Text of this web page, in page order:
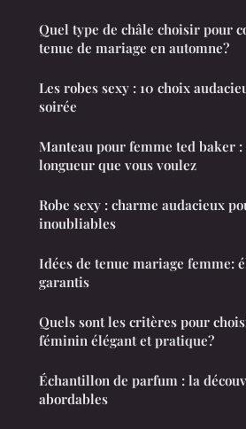
Quel type de châle choisir pour
tenue de mariage en automne?
Les robes sexy : 10 choix
soirée
Manteau pour femme ted baker :
longueur que vous voulez
Robe sexy : charme audacieux
inoubliables
Idées de tenue mariage femme:
garantis
Quels sont les critères pour
féminin élégant et pratique?
Échantillon de parfum : la
abordables